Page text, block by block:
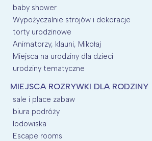
baby shower
Wypożyczalnie strojów i dekoracje
torty urodzinowe
Animatorzy, klauni, Mikołaj
Miejsca na urodziny dla dzieci
urodziny tematyczne
MIEJSCA ROZRYWKI DLA RODZINY
sale i place zabaw
biura podróży
lodowiska
Escape rooms